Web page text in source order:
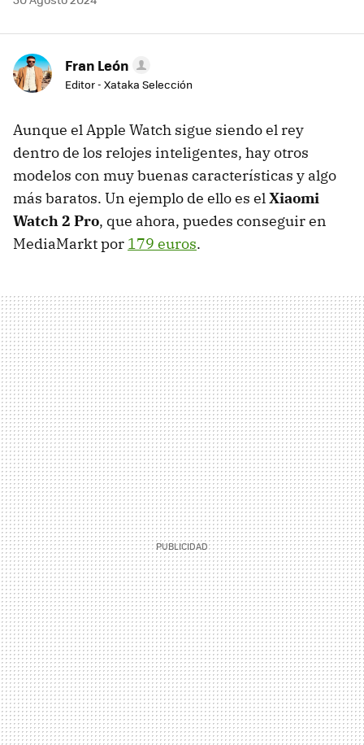
Fran León
Editor - Xataka Selección
Aunque el Apple Watch sigue siendo el rey
dentro de los relojes inteligentes, hay otros
modelos con muy buenas características y algo
más baratos. Un ejemplo de ello es elXiaomi
Watch 2 Pro, que ahora, puedes conseguir en
MediaMarkt por 179 euros.